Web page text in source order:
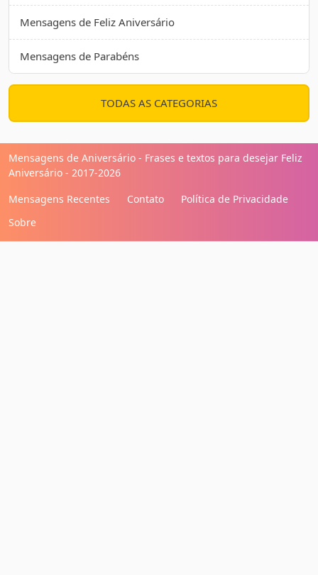
Mensagens de Feliz Aniversário
Mensagens de Parabéns
TODAS AS CATEGORIAS
Mensagens de Aniversário - Frases e textos para desejar Feliz
Aniversário - 2017-2026
Mensagens Recentes
Contato
Política de Privacidade
Sobre